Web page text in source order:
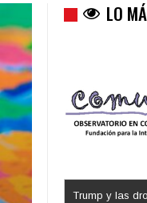
LO
Trump y las